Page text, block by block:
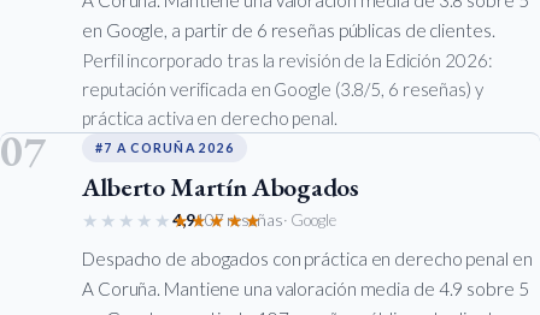
en Google, a partir de 6 reseñas públicas de clientes.
Perfil incorporado tras la revisión de la Edición 2026:
reputación verificada en Google (3.8/5, 6 reseñas) y
práctica activa en derecho penal.
07 #7 A CORUÑA 2026
Alberto Martín Abogados
★★★★★★★★★★
4,9107 reseñas· Google
Despacho de abogados con práctica en derecho penal en
A Coruña. Mantiene una valoración media de 4.9 sobre 5